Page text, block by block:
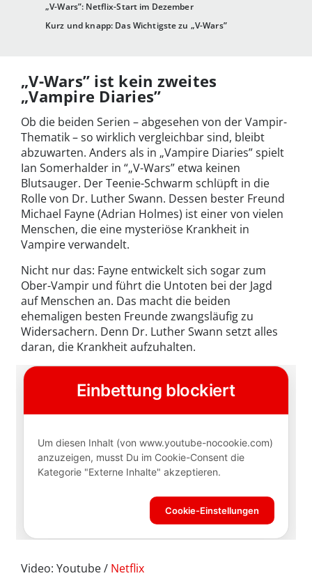
„V-Wars”: Netflix-Start im Dezember
Kurz und knapp: Das Wichtigste zu „V-Wars”
„V-Wars” ist kein zweites
„Vampire Diaries”
Ob die beiden Serien – abgesehen von der Vampir-
Thematik – so wirklich vergleichbar sind, bleibt
abzuwarten. Anders als in „Vampire Diaries” spielt
Ian Somerhalder in “„V-Wars” etwa keinen
Blutsauger. Der Teenie-Schwarm schlüpft in die
Rolle von Dr. Luther Swann. Dessen bester Freund
Michael Fayne (Adrian Holmes) ist einer von vielen
Menschen, die eine mysteriöse Krankheit in
Vampire verwandelt.
Nicht nur das: Fayne entwickelt sich sogar zum
Ober-Vampir und führt die Untoten bei der Jagd
auf Menschen an. Das macht die beiden
ehemaligen besten Freunde zwangsläufig zu
Widersachern. Denn Dr. Luther Swann setzt alles
daran, die Krankheit aufzuhalten.
Video: Youtube / Netflix